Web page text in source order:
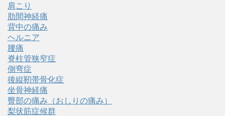
肩こり
肋間神経痛
背中の痛み
ヘルニア
腰痛
脊柱管狭窄症
側弯症
後縦靭帯骨化症
坐骨神経痛
臀部の痛み（おしりの痛み）
梨状筋症候群